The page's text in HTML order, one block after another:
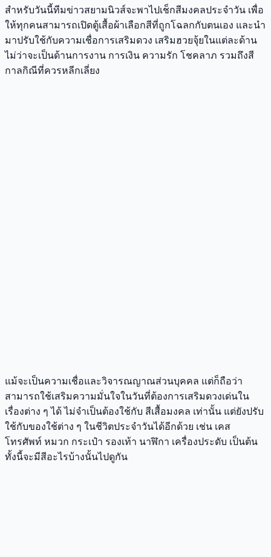
สำหรับวันนี้ทีมข่าวสยามนิวส์จะพาไปเช็กสีมงคลประจำวัน เพื่อ
ให้ทุกคนสามารถเปิดตู้เสื้อผ้าเลือกสีที่ถูกโฉลกกับตนเอง และนำ
มาปรับใช้กับความเชื่อการเสริมดวง เสริมฮวยจุ้ยในแต่ละด้าน
ไม่ว่าจะเป็นด้านการงาน การเงิน ความรัก โชคลาภ รวมถึงสี
กาลกิณีที่ควรหลีกเลี่ยง
แม้จะเป็นความเชื่อและวิจารณญาณส่วนบุคคล แต่ก็ถือว่า
สามารถใช้เสริมความมั่นใจในวันที่ต้องการเสริมดวงเด่นใน
เรื่องต่าง ๆ ได้ ไม่จำเป็นต้องใช้กับ สีเสื้อมงคล เท่านั้น แต่ยังปรับ
ใช้กับของใช้ต่าง ๆ ในชีวิตประจำวันได้อีกด้วย เช่น เคส
โทรศัพท์ หมวก กระเป๋า รองเท้า นาฬิกา เครื่องประดับ เป็นต้น
ทั้งนี้จะมีสีอะไรบ้างนั้นไปดูกัน